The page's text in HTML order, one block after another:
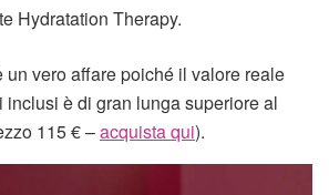
Hydratation Therapy.
un vero affare poiché il valore reale
inclusi è di gran lunga superiore al
115 € –acquista qui).